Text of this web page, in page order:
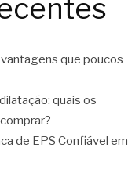
que poucos
quais os
de EPS Confiável em